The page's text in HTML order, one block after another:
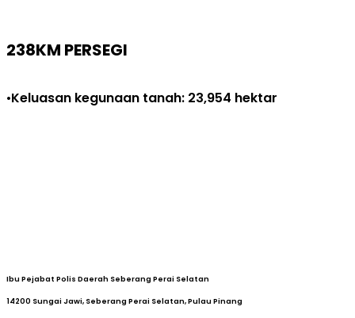
238KM PERSEGI
•Keluasan kegunaan tanah: 23,954 hektar
Ibu Pejabat Polis Daerah Seberang Perai Selatan
14200 Sungai Jawi, Seberang Perai Selatan, Pulau Pinang